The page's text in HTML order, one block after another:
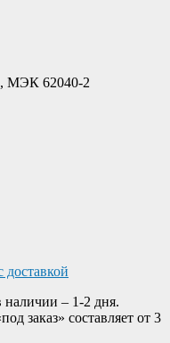
МЭК 62040-2
доставкой
наличии – 1-2 дня.
заказ» составляет от 3